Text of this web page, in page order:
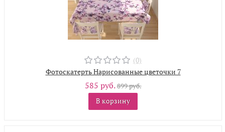
(0)
Фотоскатерть Нарисованные цветочки 7
585 руб.899 руб.
В корзину